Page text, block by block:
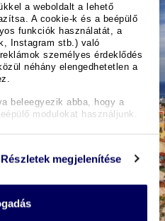
a weboldalt a lehető
A cookie-k és a beépülő
funkciók használatát, a
Instagram stb.) való
személyes érdeklődés
néhány elengedhetetlen a
beleegyezik abba, hogy a
modulokat használjunk.
Részletek megjelenítése